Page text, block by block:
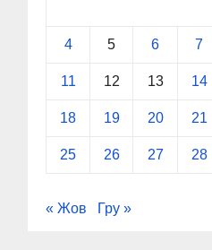
4 5 6 7
11 12 13 14
18 19 20 21
25 26 27 28
« Жов Гру »